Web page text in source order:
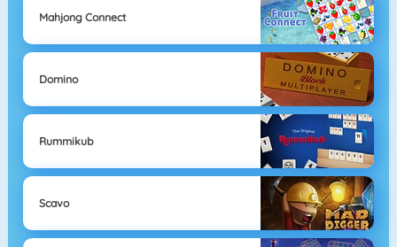
Mahjong Connect
Domino
Rummikub
Scavo